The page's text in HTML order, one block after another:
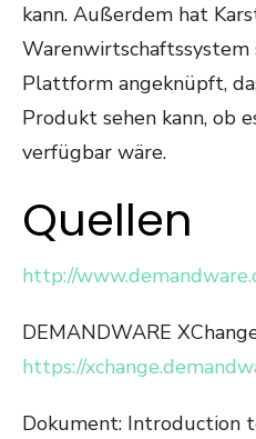
kann. Außerdem hat
Warenwirtschaftssystem
Plattform angeknüpft,
Produkt sehen kann, ob
verfügbar wäre.
Quellen
http://
DEMANDWARE
https://
Dokument: Introduction